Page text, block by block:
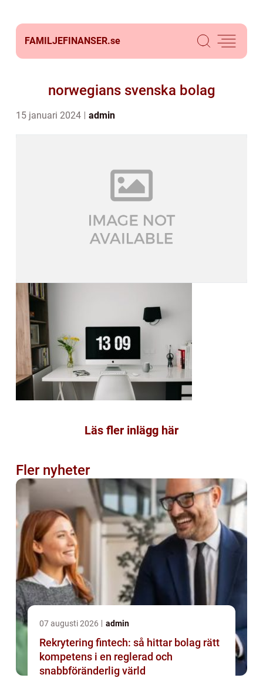
FAMILJEFINANSER.se
norwegians svenska bolag
15 januari 2024 admin
Läs fler inlägg här
Fler nyheter
07 augusti 2026 admin
Rekrytering fintech: så hittar bolag rätt
kompetens i en reglerad och
snabbföränderlig värld